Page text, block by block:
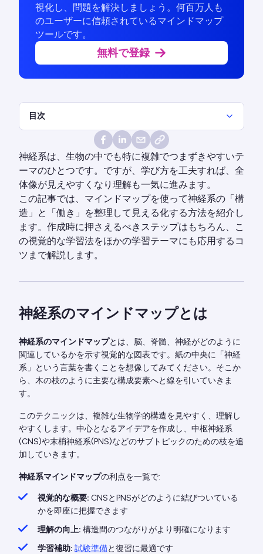
視化し、問題を解決しましょう。何百万人も
のユーザーに信頼されているマインドマップ
ツールです。
無料で登録
目次
神経系は、生物の中でも特に複雑でつまずきやすいテ
ーマのひとつです。ですが、学び方を工夫すれば、全
体像が見えやすくなり理解も一気に進みます。
この記事では、マインドマップを使って神経系の「構
造」と「働き」を整理して見える化する方法を紹介し
ます。作成時に押さえるべきステップはもちろん、こ
の視覚的な学習法をほかの学習テーマにも応用するコ
ツまで解説します。
神経系のマインドマップとは
神経系のマインドマップとは、脳、脊髄、神経がどのように
関連しているかを示す視覚的な図表です。紙の中央に「神経
系」という言葉を書くことを想像してみてください。そこか
ら、木の枝のように主要な構成要素へと線を引いていきま
す。
このテクニックは、複雑な生物学的構造を見やすく、理解し
やすくします。中心となるアイデアを作成し、中枢神経系
(CNS)や末梢神経系(PNS)などのサブトピックのための枝を追
加していきます。
神経系マインドマップの利点を一覧で:
視覚的な概要: CNSとPNSがどのように結びついている
かを即座に把握できます
理解の向上: 構造間のつながりがより明確になります
学習補助: 試験準備と復習に最適です